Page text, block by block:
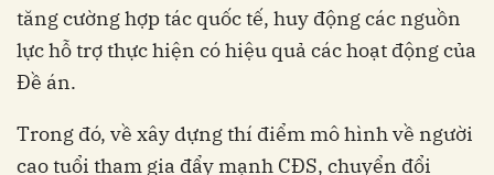
tăng cường hợp tác quốc tế, huy động các nguồn
lực hỗ trợ thực hiện có hiệu quả các hoạt động của
Đề án.
Trong đó, về xây dựng thí điểm mô hình về người
cao tuổi tham gia đẩy mạnh CĐS, chuyển đổi